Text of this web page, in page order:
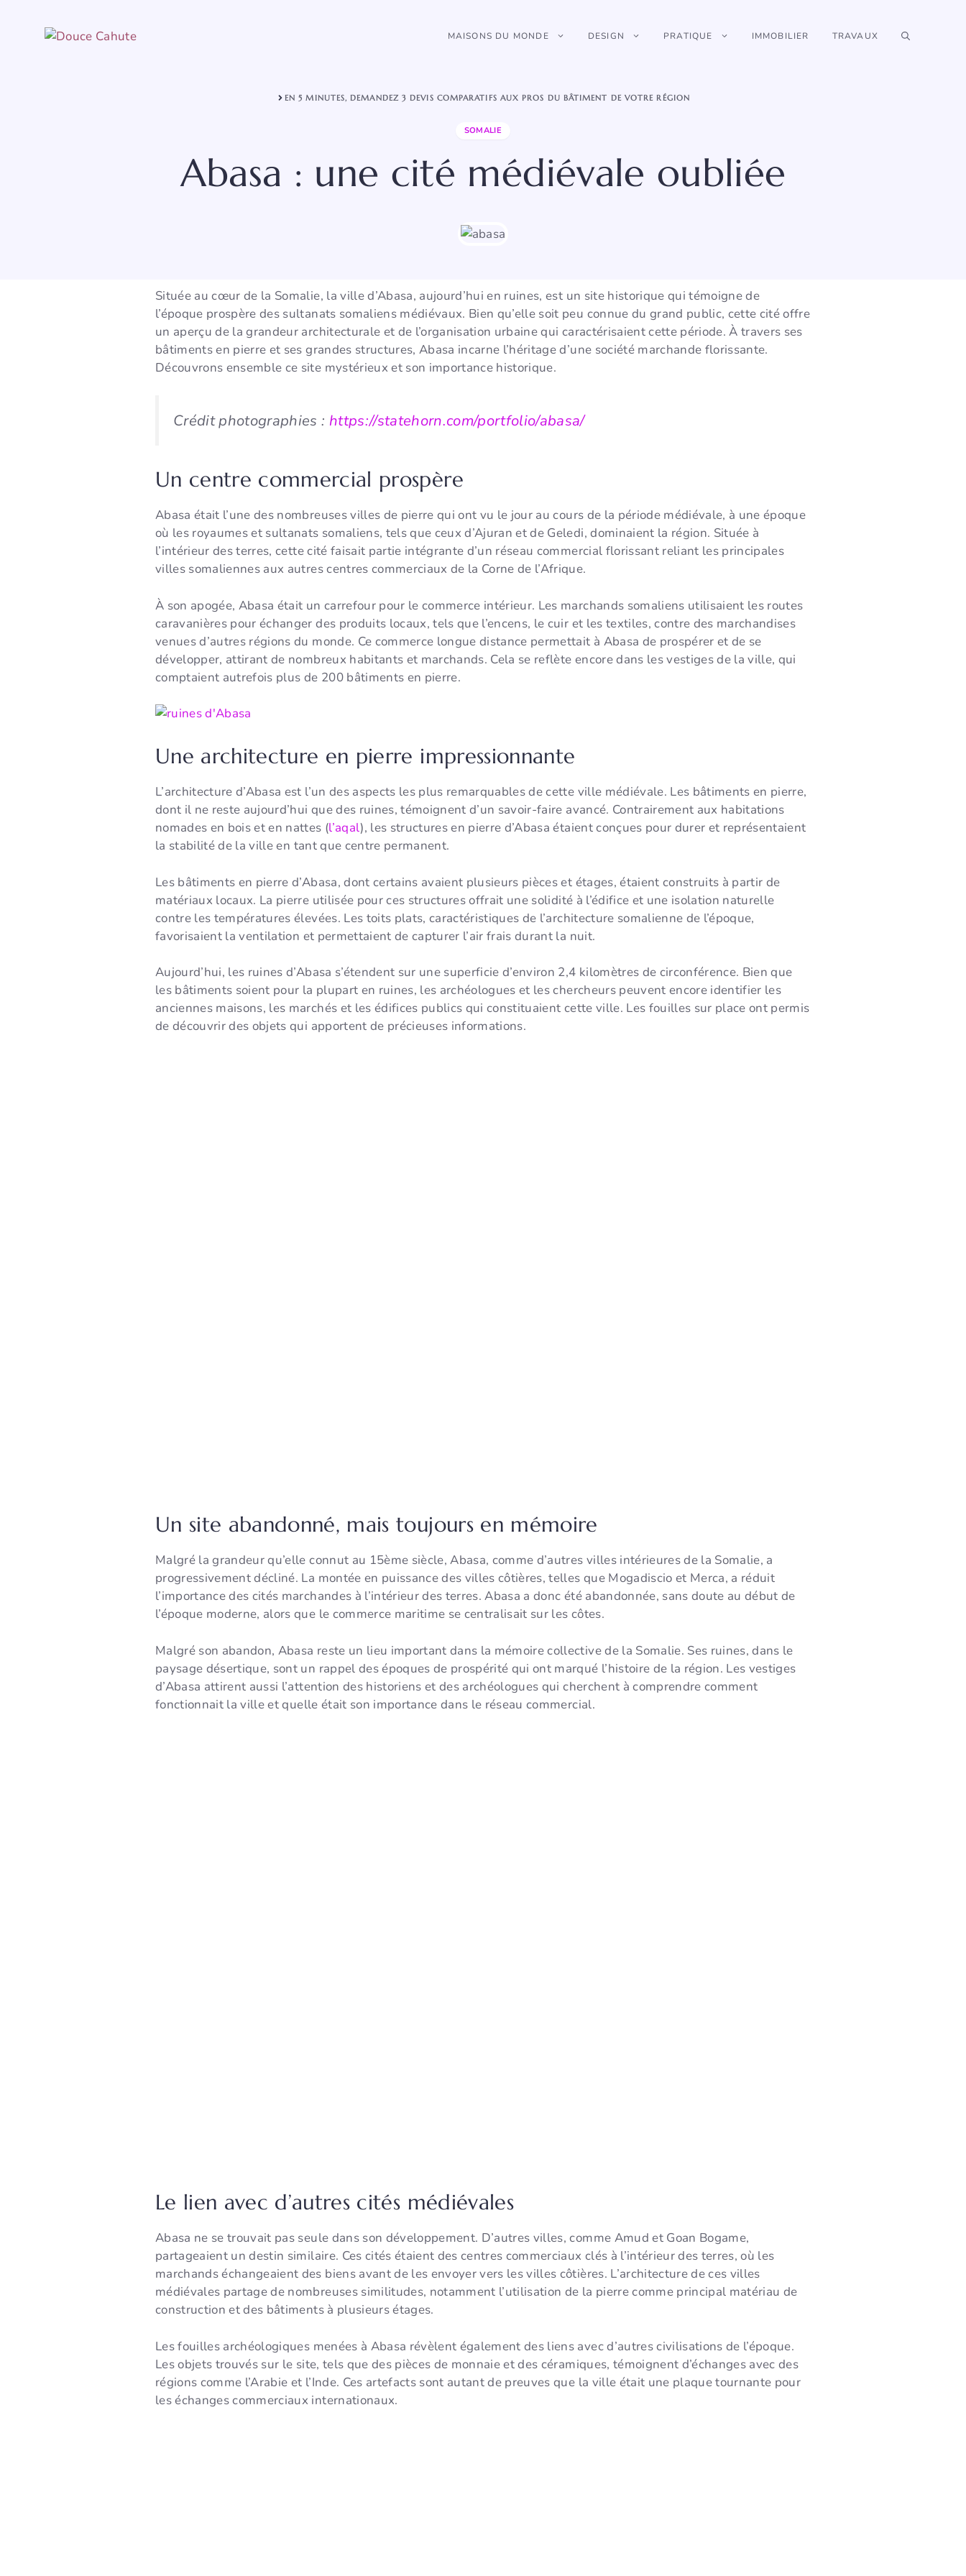
contenu
MAISONS DU MONDE DESIGN PRATIQUE IMMOBILIER TRAVAUX
EN 5 MINUTES, DEMANDEZ 3 DEVIS COMPARATIFS AUX PROS DU BÂTIMENT DE VOTRE RÉGION
SOMALIE
Abasa : une cité médiévale oubliée
Située au cœur de la Somalie, la ville d’Abasa, aujourd’hui en ruines, est un site historique qui témoigne de
l’époque prospère des sultanats somaliens médiévaux. Bien qu’elle soit peu connue du grand public, cette cité offre
un aperçu de la grandeur architecturale et de l’organisation urbaine qui caractérisaient cette période. À travers ses
bâtiments en pierre et ses grandes structures, Abasa incarne l’héritage d’une société marchande florissante.
Découvrons ensemble ce site mystérieux et son importance historique.
Crédit photographies : https://statehorn.com/portfolio/abasa/
Un centre commercial prospère
Abasa était l’une des nombreuses villes de pierre qui ont vu le jour au cours de la période médiévale, à une époque
où les royaumes et sultanats somaliens, tels que ceux d’Ajuran et de Geledi, dominaient la région. Située à
l’intérieur des terres, cette cité faisait partie intégrante d’un réseau commercial florissant reliant les principales
villes somaliennes aux autres centres commerciaux de la Corne de l’Afrique.
À son apogée, Abasa était un carrefour pour le commerce intérieur. Les marchands somaliens utilisaient les routes
caravanières pour échanger des produits locaux, tels que l’encens, le cuir et les textiles, contre des marchandises
venues d’autres régions du monde. Ce commerce longue distance permettait à Abasa de prospérer et de se
développer, attirant de nombreux habitants et marchands. Cela se reflète encore dans les vestiges de la ville, qui
comptaient autrefois plus de 200 bâtiments en pierre.
Une architecture en pierre impressionnante
L’architecture d’Abasa est l’un des aspects les plus remarquables de cette ville médiévale. Les bâtiments en pierre,
dont il ne reste aujourd’hui que des ruines, témoignent d’un savoir-faire avancé. Contrairement aux habitations
nomades en bois et en nattes (l’aqal), les structures en pierre d’Abasa étaient conçues pour durer et représentaient
la stabilité de la ville en tant que centre permanent.
Les bâtiments en pierre d’Abasa, dont certains avaient plusieurs pièces et étages, étaient construits à partir de
matériaux locaux. La pierre utilisée pour ces structures offrait une solidité à l’édifice et une isolation naturelle
contre les températures élevées. Les toits plats, caractéristiques de l’architecture somalienne de l’époque,
favorisaient la ventilation et permettaient de capturer l’air frais durant la nuit.
Aujourd’hui, les ruines d’Abasa s’étendent sur une superficie d’environ 2,4 kilomètres de circonférence. Bien que
les bâtiments soient pour la plupart en ruines, les archéologues et les chercheurs peuvent encore identifier les
anciennes maisons, les marchés et les édifices publics qui constituaient cette ville. Les fouilles sur place ont permis
de découvrir des objets qui apportent de précieuses informations.
Un site abandonné, mais toujours en mémoire
Malgré la grandeur qu’elle connut au 15ème siècle, Abasa, comme d’autres villes intérieures de la Somalie, a
progressivement décliné. La montée en puissance des villes côtières, telles que Mogadiscio et Merca, a réduit
l’importance des cités marchandes à l’intérieur des terres. Abasa a donc été abandonnée, sans doute au début de
l’époque moderne, alors que le commerce maritime se centralisait sur les côtes.
Malgré son abandon, Abasa reste un lieu important dans la mémoire collective de la Somalie. Ses ruines, dans le
paysage désertique, sont un rappel des époques de prospérité qui ont marqué l’histoire de la région. Les vestiges
d’Abasa attirent aussi l’attention des historiens et des archéologues qui cherchent à comprendre comment
fonctionnait la ville et quelle était son importance dans le réseau commercial.
Le lien avec d’autres cités médiévales
Abasa ne se trouvait pas seule dans son développement. D’autres villes, comme Amud et Goan Bogame,
partageaient un destin similaire. Ces cités étaient des centres commerciaux clés à l’intérieur des terres, où les
marchands échangeaient des biens avant de les envoyer vers les villes côtières. L’architecture de ces villes
médiévales partage de nombreuses similitudes, notamment l’utilisation de la pierre comme principal matériau de
construction et des bâtiments à plusieurs étages.
Les fouilles archéologiques menées à Abasa révèlent également des liens avec d’autres civilisations de l’époque.
Les objets trouvés sur le site, tels que des pièces de monnaie et des céramiques, témoignent d’échanges avec des
régions comme l’Arabie et l’Inde. Ces artefacts sont autant de preuves que la ville était une plaque tournante pour
les échanges commerciaux internationaux.